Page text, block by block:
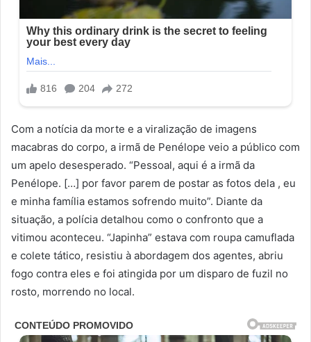
Com a notícia da morte e a viralização de imagens
macabras do corpo, a irmã de Penélope veio a público com
um apelo desesperado. “Pessoal, aqui é a irmã da
Penélope. […] por favor parem de postar as fotos dela , eu
e minha família estamos sofrendo muito”. Diante da
situação, a polícia detalhou como o confronto que a
vitimou aconteceu. “Japinha” estava com roupa camuflada
e colete tático, resistiu à abordagem dos agentes, abriu
fogo contra eles e foi atingida por um disparo de fuzil no
rosto, morrendo no local.